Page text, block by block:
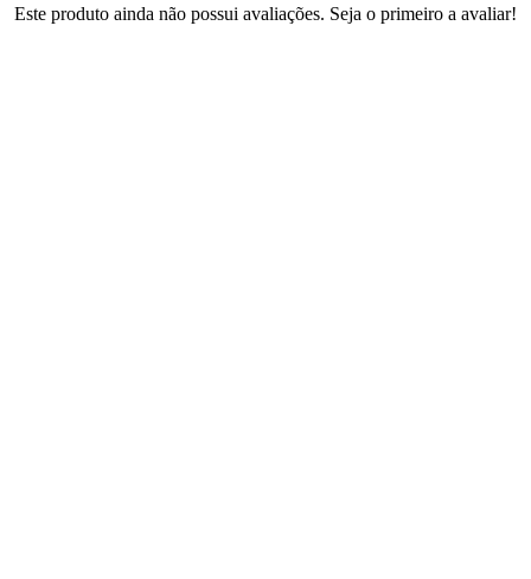
Este produto ainda não possui avaliações. Seja o primeiro a avaliar!